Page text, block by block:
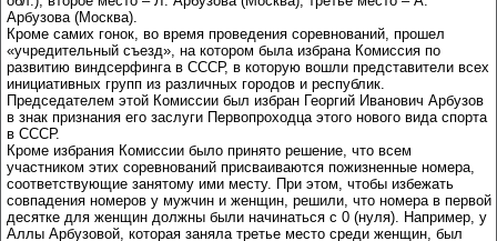
Арбузова (Москва).
Кроме самих гонок, во время проведения соревнований, прошел
«учредительный съезд», на котором была избрана Комиссия по
развитию виндсерфинга в СССР, в которую вошли представители всех
инициативных групп из различных городов и республик.
Председателем этой Комиссии был избран Георгий Иванович Арбузов
в знак признания его заслуги Первопроходца этого нового вида спорта
в СССР.
Кроме избрания Комиссии было принято решение, что всем
участником этих соревнований присваиваются пожизненные номера,
соответствующие занятому ими месту. При этом, чтобы избежать
совпадения номеров у мужчин и женщин, решили, что номера в первой
десятке для женщин должны были начинаться с 0 (нуля). Например, у
Аллы Арбузовой, которая заняла третье место среди женщин, был